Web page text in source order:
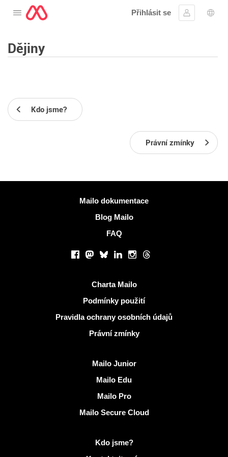
Otevřete nabídku
Přihlásit se
Přihlásit se
Dějiny
Kdo jsme?
Právní zmínky
Mailo dokumentace
Blog Mailo
FAQ
Facebook
Mastodon
BlueskyLinkedInInstagram
Threads
Charta Mailo
Podmínky použití
Pravidla ochrany osobních údajů
Právní zmínky
Mailo Junior
Mailo Edu
Mailo Pro
Mailo Secure Cloud
Kdo jsme?